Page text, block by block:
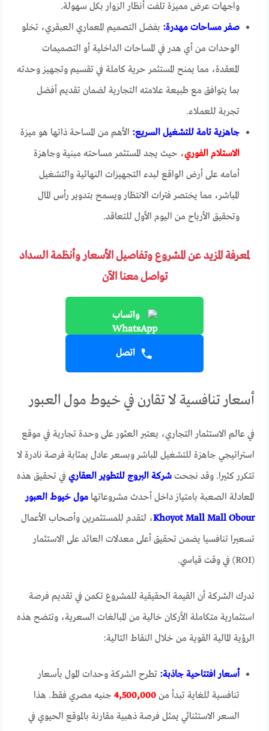
واجهات عرض مميزة تلفت أنظار الزوار بكل سهولة.
صفر مساحات مهدرة: بفضل التصميم المعماري العبقري، تخلو
الوحدات من أي هدر في المساحات الداخلية أو التصميمات
المعقدة، مما يمنح المستثمر حرية كاملة في تقسيم وتجهيز وحدته
بما يتوافق مع طبيعة علامته التجارية لضمان تقديم أفضل
تجربة للعملاء.
جاهزية تامة للتشغيل السريع: الأهم من المساحة ذاتها هو ميزة
الاستلام الفوري، حيث يجد المستثمر مساحته مبنية وجاهزة
أمامه على أرض الواقع لبدء التجهيزات النهائية والتشغيل
المباشر، مما يختصر فترات الانتظار ويسمح بتدوير رأس المال
وتحقيق الأرباح من اليوم الأول للتعاقد.
لمعرفة المزيد عن المشروع وتفاصيل الأسعار وأنظمة السداد
تواصل معنا الآن
واتساب
اتصل
أسعار تنافسية لا تقارن في خيوط مول العبور
في عالم الاستثمار التجاري، يعتبر العثور على وحدة تجارية في موقع
استراتيجي جاهزة للتشغيل المباشر وبسعر عادل بمثابة فرصة نادرة لا
تتكرر كثيرا. وقد نجحتشركة البروج للتطوير العقاري في تحقيق هذه
المعادلة الصعبة بامتياز داخل أحدث مشروعاتهامول خيوط العبور
Khoyot Mall Mall Obour، لتقدم للمستثمرين وأصحاب الأعمال
تسعيرا تنافسيا يضمن تحقيق أعلى معدلات العائد على الاستثمار
(ROI) في وقت قياسي.
تدرك الشركة أن القيمة الحقيقية للمشروع تكمن في تقديم فرصة
استثمارية متكاملة الأركان خالية من المبالغات السعرية، وتتضح هذه
الرؤية المالية القوية من خلال النقاط التالية:
أسعار افتتاحية جاذبة: تطرح الشركة وحدات المول بأسعار
تنافسية للغاية تبدأ من4,500,000 جنيه مصري فقط. هذا
السعر الاستثنائي يمثل فرصة ذهبية مقارنة بالموقع الحيوي في